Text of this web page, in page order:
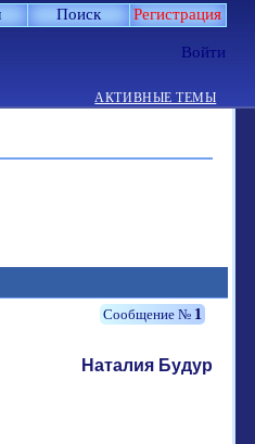
Поиск Регистрация
Войти
АКТИВНЫЕ ТЕМЫ
1
Наталия Будур